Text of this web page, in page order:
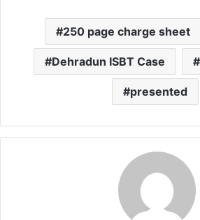
250 page charge sheet
Dehradun ISBT Case
presented